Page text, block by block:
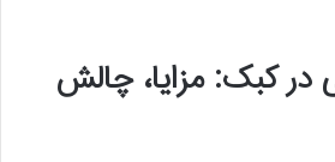
در کبک: مزایا، چالش